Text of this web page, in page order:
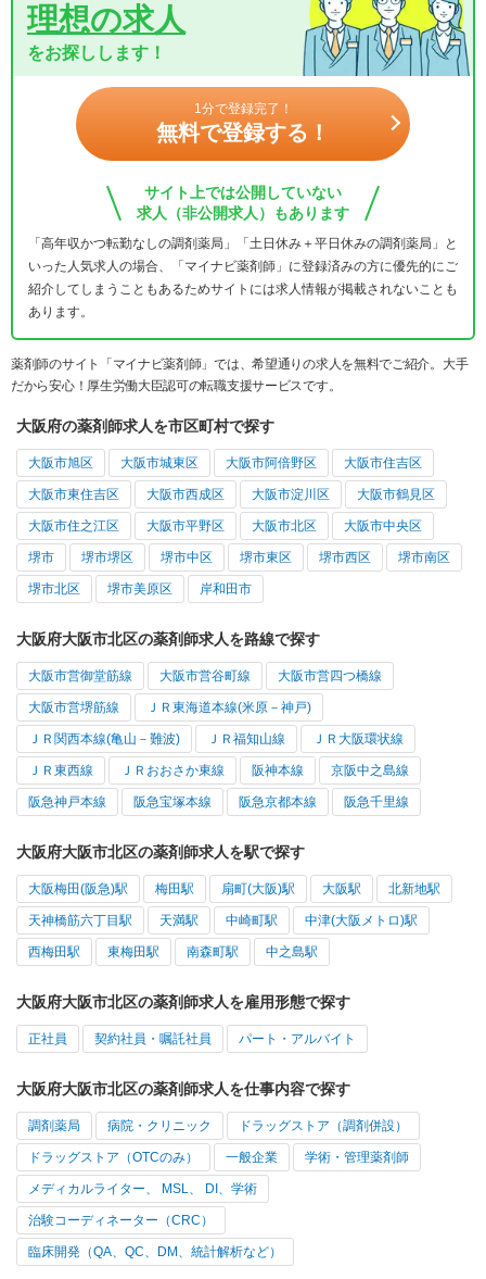
理想の求人
をお探しします！
1分で登録完了！
無料で登録する！
サイト上では公開していない
求人（非公開求人）もあります
「高年収かつ転勤なしの調剤薬局」「土日休み＋平日休みの調剤薬局」と
いった人気求人の場合、「マイナビ薬剤師」に登録済みの方に優先的にご
紹介してしまうこともあるためサイトには求人情報が掲載されないことも
あります。
薬剤師のサイト「マイナビ薬剤師」では、希望通りの求人を無料でご紹介。大手
だから安心！厚生労働大臣認可の転職支援サービスです。
大阪府の薬剤師求人を市区町村で探す
大阪市旭区 大阪市城東区 大阪市阿倍野区 大阪市住吉区
大阪市東住吉区 大阪市西成区 大阪市淀川区 大阪市鶴見区
大阪市住之江区 大阪市平野区 大阪市北区 大阪市中央区
堺市 堺市堺区 堺市中区 堺市東区 堺市西区 堺市南区
堺市北区 堺市美原区 岸和田市
大阪府大阪市北区の薬剤師求人を路線で探す
大阪市営御堂筋線 大阪市営谷町線 大阪市営四つ橋線
大阪市営堺筋線 ＪＲ東海道本線(米原－神戸)
ＪＲ関西本線(亀山－難波) ＪＲ福知山線 ＪＲ大阪環状線
ＪＲ東西線 ＪＲおおさか東線 阪神本線 京阪中之島線
阪急神戸本線 阪急宝塚本線 阪急京都本線 阪急千里線
大阪府大阪市北区の薬剤師求人を駅で探す
大阪梅田(阪急)駅 梅田駅 扇町(大阪)駅 大阪駅 北新地駅
天神橋筋六丁目駅 天満駅 中崎町駅 中津(大阪メトロ)駅
西梅田駅 東梅田駅 南森町駅 中之島駅
大阪府大阪市北区の薬剤師求人を雇用形態で探す
正社員 契約社員・嘱託社員 パート・アルバイト
大阪府大阪市北区の薬剤師求人を仕事内容で探す
調剤薬局 病院・クリニック ドラッグストア（調剤併設）
ドラッグストア（OTCのみ） 一般企業 学術・管理薬剤師
メディカルライター、 MSL、 DI、学術
治験コーディネーター（CRC）
臨床開発（QA、QC、DM、統計解析など）